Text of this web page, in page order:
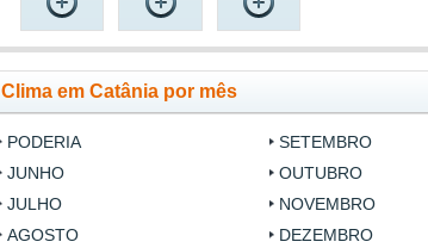
Clima em Catânia por mês
PODERIA
JUNHO
JULHO
AGOSTO
SETEMBRO
OUTUBRO
NOVEMBRO
DEZEMBRO